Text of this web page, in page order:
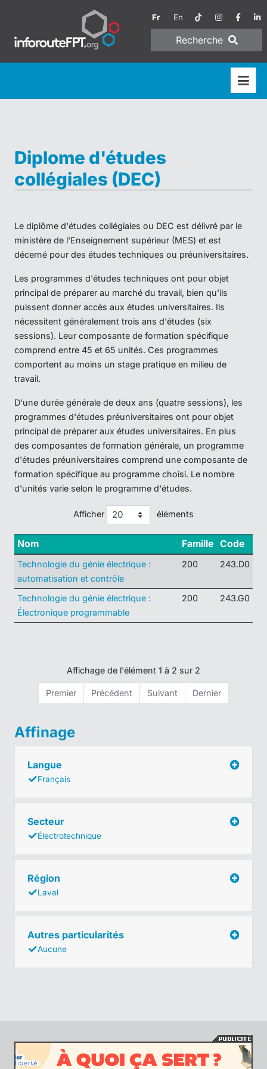
Fr En
Recherche
Diplome d'études
collégiales (DEC)
Le diplôme d'études collégiales ou DEC est délivré par le
ministère de l'Enseignement supérieur (MES) et est
décerné pour des études techniques ou préuniversitaires.
Les programmes d'études techniques ont pour objet
principal de préparer au marché du travail, bien qu'ils
puissent donner accès aux études universitaires. Ils
nécessitent généralement trois ans d'études (six
sessions). Leur composante de formation spécifique
comprend entre 45 et 65 unités. Ces programmes
comportent au moins un stage pratique en milieu de
travail.
D'une durée générale de deux ans (quatre sessions), les
programmes d'études préuniversitaires ont pour objet
principal de préparer aux études universitaires. En plus
des composantes de formation générale, un programme
d'études préuniversitaires comprend une composante de
formation spécifique au programme choisi. Le nombre
d'unités varie selon le programme d'études.
Afficher éléments
Nom Famille Code
Technologie du génie électrique :
automatisation et contrôle
200 243.D0
Technologie du génie électrique :
Électronique programmable
200 243.G0
Affichage de l'élément 1 à 2 sur 2
Premier Précédent Suivant Dernier
Affinage
Langue
Français
Secteur
Électrotechnique
Région
Laval
Autres particularités
Aucune